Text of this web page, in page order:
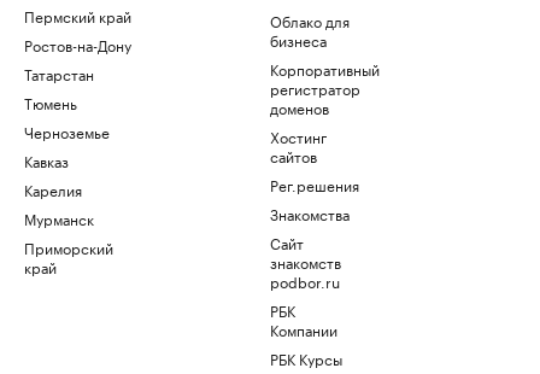
Пермский край
Ростов-на-Дону
Татарстан
Тюмень
Черноземье
Кавказ
Карелия
Мурманск
Приморский
край
Облако для
бизнеса
Корпоративный
регистратор
доменов
Хостинг
сайтов
Рег.решения
Знакомства
Сайт
знакомств
podbor.ru
РБК
Компании
РБК Курсы